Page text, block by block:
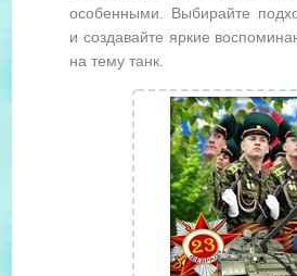
особенными. Выбирайте
и создавайте яркие
на тему танк.